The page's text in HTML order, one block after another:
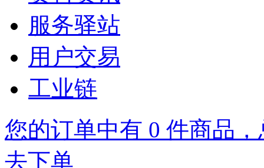
服务驿站
用户交易
工业链
您的订单中有 0 件商品
去下单